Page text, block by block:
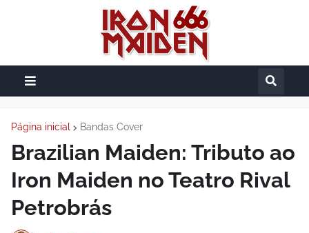
Página inicial Bandas Cover
Brazilian Maiden: Tributo ao
Iron Maiden no Teatro Rival
Petrobrás